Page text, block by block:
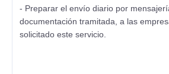
- Preparar el envío diario por
documentación tramitada, a las
solicitado este servicio.